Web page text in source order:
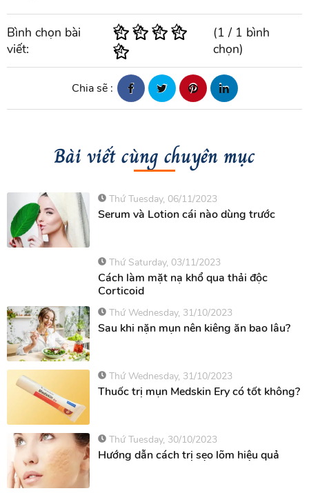
Bình chọn bài
viết:
(1 / 1 bình
chọn)
Chia sẽ :
Bài viết cùng chuyên mục
Thứ Tuesday, 06/11/2023
Serum và Lotion cái nào dùng trước
Thứ Saturday, 03/11/2023
Cách làm mặt nạ khổ qua thải độc
Corticoid
Thứ Wednesday, 31/10/2023
Thứ Wednesday, 31/10/2023
Thứ Tuesday, 30/10/2023